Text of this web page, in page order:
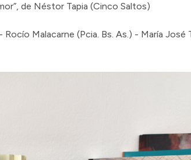
de Néstor Tapia (Cinco Saltos)
Rocío Malacarne (Pcia. Bs. As.) - María